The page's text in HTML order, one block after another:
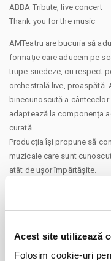
Acest site utilizează
Folosim cookie-uri
ABBA Tribute, live concert
Thank you for the music
AMTeatru are bucuria să
formație care aducem pe
trupe suedeze, cu respect
orchestrală live, proaspătă.
binecunoscută a
adaptează la componența
curată.
Producția își propune să
muzicale care sunt
atât de ușor împărtășite.
Trupa invită publicul la un
melodiile cunoscute prind
proiectului au fost uniți de
spiritul cântecelor originale
spațiu spontaneității